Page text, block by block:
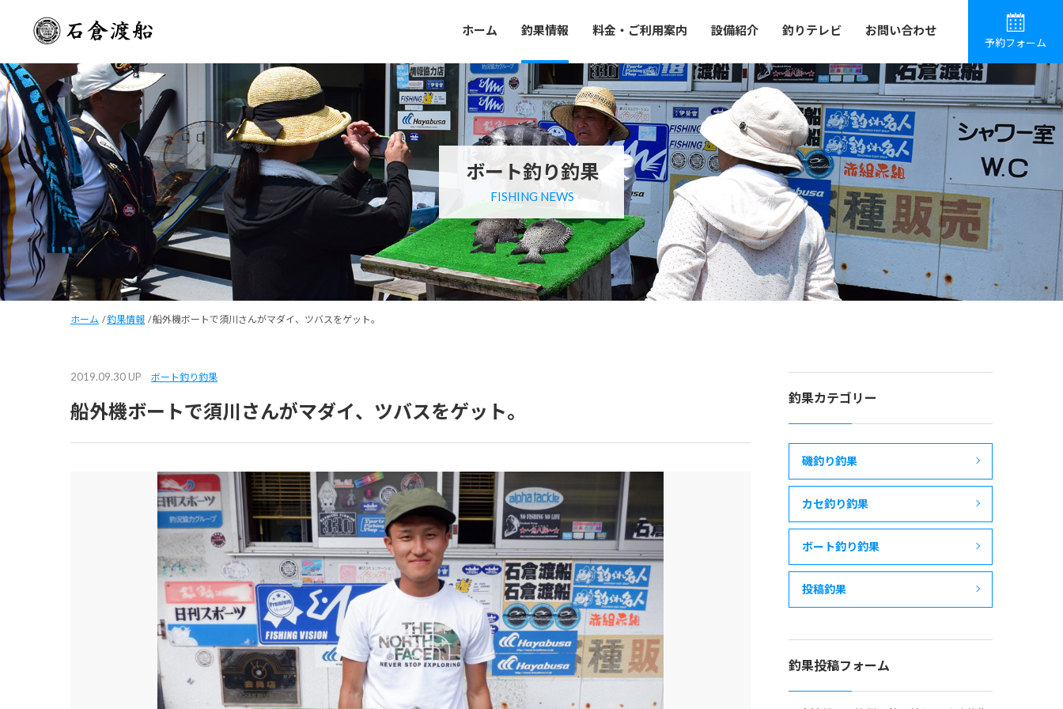
ホーム 釣果情報 料金・ご利用案内 設備紹介 釣りテレビ お問い合わせ
予約フォーム
ボート釣り釣果
FISHING NEWS
ホーム /釣果情報 /船外機ボートで須川さんがマダイ、ツバスをゲット。
2019.09.30 UP ボート釣り釣果
船外機ボートで須川さんがマダイ、ツバスをゲット。
釣果カテゴリー
磯釣り釣果
カセ釣り釣果
ボート釣り釣果
投稿釣果
釣果投稿フォーム